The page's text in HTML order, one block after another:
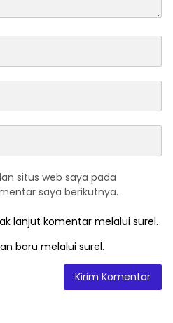
situs web saya pada
saya berikutnya.
lanjut komentar melalui surel.
baru melalui surel.